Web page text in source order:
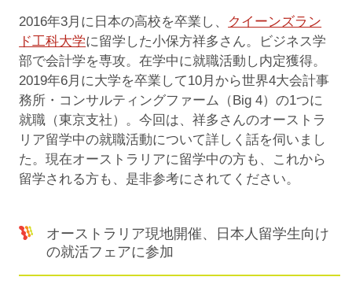
2016年3月に日本の高校を卒業し、 クイーンズラン
ド工科大学に留学した小保方祥多さん。ビジネス学
部で会計学を専攻。在学中に就職活動し内定獲得。
2019年6月に大学を卒業して10月から世界4大会計事
務所・コンサルティングファーム（Big 4）の1つに
就職（東京支社）。今回は、祥多さんのオーストラ
リア留学中の就職活動について詳しく話を伺いまし
た。現在オーストラリアに留学中の方も、これから
留学される方も、是非参考にされてください。
オーストラリア現地開催、日本人留学生向け
の就活フェアに参加